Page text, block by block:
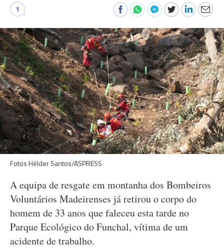
1
Fotos Hélder Santos/ASPRESS
A equipa de resgate em montanha dos Bombeiros
Voluntários Madeirenses já retirou o corpo do
homem de 33 anos que faleceu esta tarde no
Parque Ecológico do Funchal, vítima de um
acidente de trabalho.